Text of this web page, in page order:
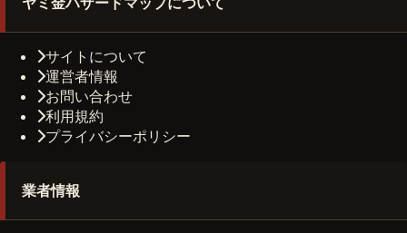
サイトについて
運営者情報
お問い合わせ
利用規約
プライバシーポリシー
業者情報